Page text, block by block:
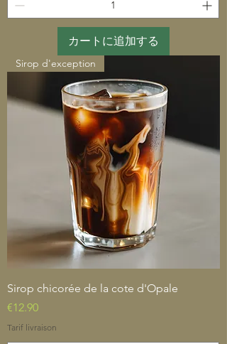
カートに追加する
Sirop d'exception
Sirop chicorée de la cote d'Opale
価格
€12.90
Tarif livraison